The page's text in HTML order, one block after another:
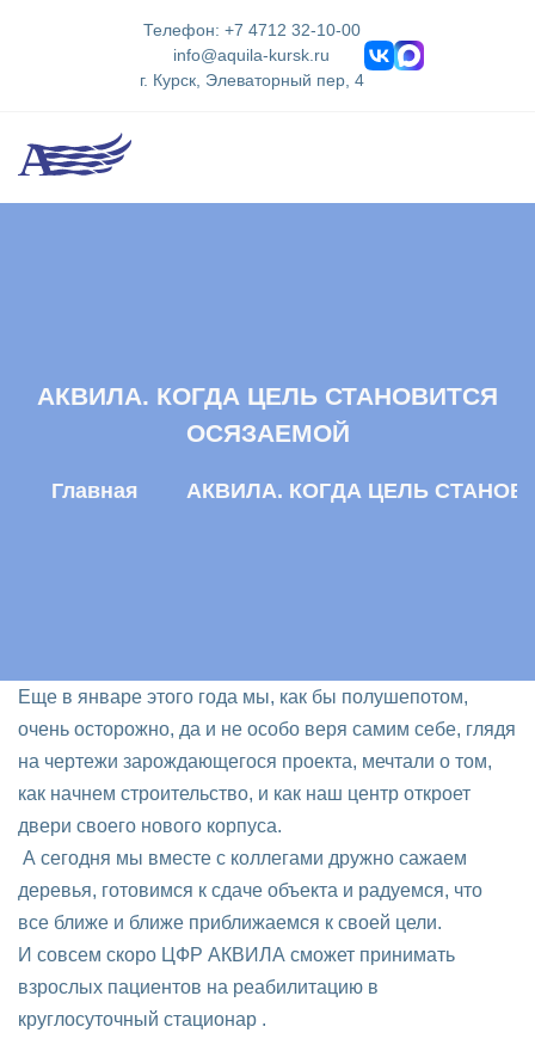
Телефон: +7 4712 32-10-00
info@aquila-kursk.ru
г. Курск, Элеваторный пер, 4
АКВИЛА. КОГДА ЦЕЛЬ СТАНОВИТСЯ
ОСЯЗАЕМОЙ
Главная АКВИЛА. КОГДА ЦЕЛЬ
Еще в январе этого года мы, как бы полушепотом,
очень осторожно, да и не особо веря самим себе, глядя
на чертежи зарождающегося проекта, мечтали о том,
как начнем строительство, и как наш центр откроет
двери своего нового корпуса.
А сегодня мы вместе с коллегами дружно сажаем
деревья, готовимся к сдаче объекта и радуемся, что
все ближе и ближе приближаемся к своей цели.
И совсем скоро ЦФР АКВИЛА сможет принимать
взрослых пациентов на реабилитацию в
круглосуточный стационар .